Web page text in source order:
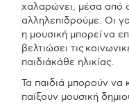
χαλαρώνει, μέσα από
αλληλεπιδρούμε. Οι
η μουσική μπορεί να
βελτιώσει τις
παιδιάκάθε ηλικίας.
Τα παιδιά μπορούν να
παίξουν μουσική